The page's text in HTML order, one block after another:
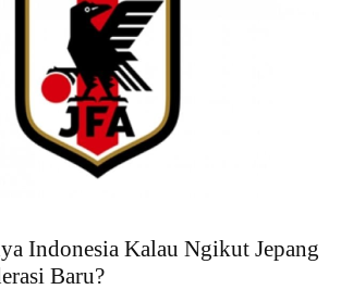
Indonesia Kalau Ngikut Jepang
Baru?